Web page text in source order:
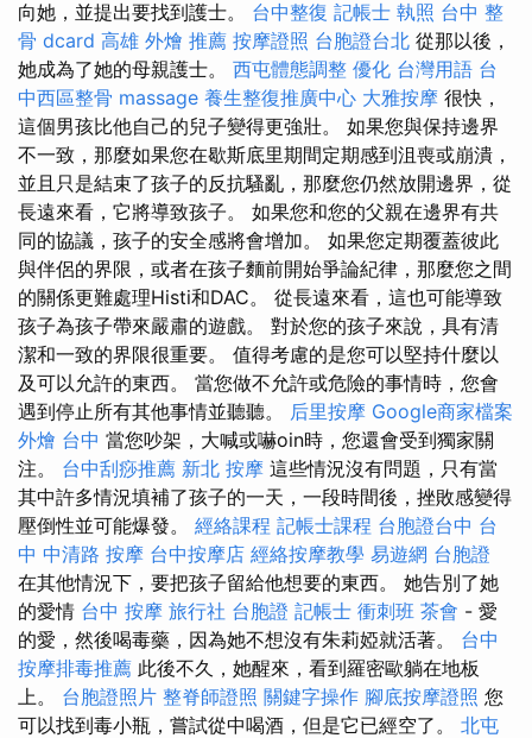
向她，並提出要找到護士。 台中整復 記帳士 執照 台中 整
骨 dcard 高雄 外燴 推薦 按摩證照 台胞證台北 從那以後，
她成為了她的母親護士。 西屯體態調整 優化 台灣用語 台
中西區整骨 massage 養生整復推廣中心 大雅按摩 很快，
這個男孩比他自己的兒子變得更強壯。 如果您與保持邊界
不一致，那麼如果您在歇斯底里期間定期感到沮喪或崩潰，
並且只是結束了孩子的反抗騷亂，那麼您仍然放開邊界，從
長遠來看，它將導致孩子。 如果您和您的父親在邊界有共
同的協議，孩子的安全感將會增加。 如果您定期覆蓋彼此
與伴侶的界限，或者在孩子麵前開始爭論紀律，那麼您之間
的關係更難處理Histi和DAC。 從長遠來看，這也可能導致
孩子為孩子帶來嚴肅的遊戲。 對於您的孩子來說，具有清
潔和一致的界限很重要。 值得考慮的是您可以堅持什麼以
及可以允許的東西。 當您做不允許或危險的事情時，您會
遇到停止所有其他事情並聽聽。 后里按摩 Google商家檔案
外燴 台中 當您吵架，大喊或嚇oin時，您還會受到獨家關
注。 台中刮痧推薦 新北 按摩 這些情況沒有問題，只有當
其中許多情況填補了孩子的一天，一段時間後，挫敗感變得
壓倒性並可能爆發。 經絡課程 記帳士課程 台胞證台中 台
中 中清路 按摩 台中按摩店 經絡按摩教學 易遊網 台胞證
在其他情況下，要把孩子留給他想要的東西。 她告別了她
的愛情 台中 按摩 旅行社 台胞證 記帳士 衝刺班 茶會 - 愛
的愛，然後喝毒藥，因為她不想沒有朱莉婭就活著。 台中
按摩排毒推薦 此後不久，她醒來，看到羅密歐躺在地板
上。 台胞證照片 整脊師證照 關鍵字操作 腳底按摩證照 您
可以找到毒小瓶，嘗試從中喝酒，但是它已經空了。 北屯